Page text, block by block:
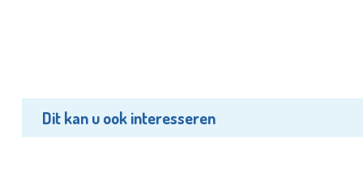
Dit kan u ook interesseren